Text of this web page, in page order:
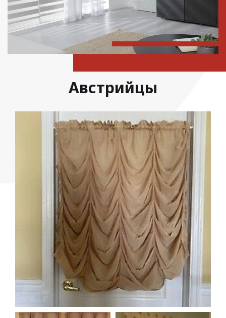
Австрийцы